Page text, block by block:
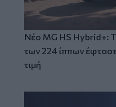
Νέο MG HS Hybrid+:
των 224 ίππων
τιμή